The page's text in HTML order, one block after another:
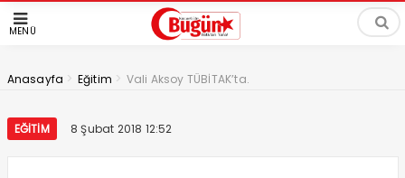
MENÜ
Anasayfa > Eğitim > Vali Aksoy TÜBİTAK’ta.
EĞITIM 8 Şubat 2018 12:52